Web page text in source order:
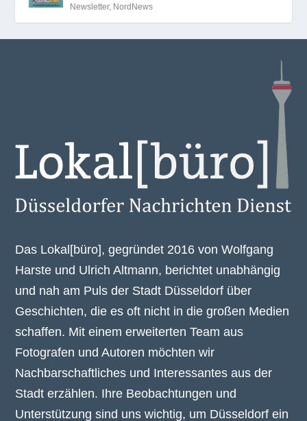
Newsletter, NordNews
Das Lokal[büro], gegründet 2016 von Wolfgang
Harste und Ulrich Altmann, berichtet unabhängig
und nah am Puls der Stadt Düsseldorf über
Geschichten, die es oft nicht in die großen Medien
schaffen. Mit einem erweiterten Team aus
Fotografen und Autoren möchten wir
Nachbarschaftliches und Interessantes aus der
Stadt erzählen. Ihre Beobachtungen und
Unterstützung sind uns wichtig, um Düsseldorf ein